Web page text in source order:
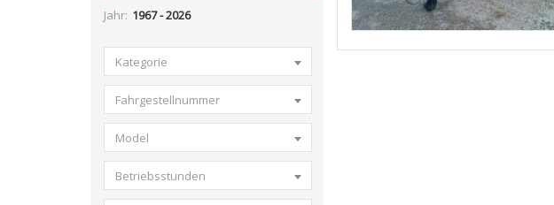
Jahr:
Kategorie
Fahrgestellnummer
Model
Betriebsstunden